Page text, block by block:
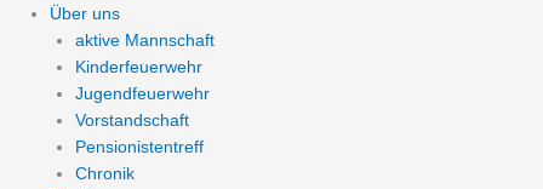
Über uns
aktive Mannschaft
Kinderfeuerwehr
Jugendfeuerwehr
Vorstandschaft
Pensionistentreff
Chronik